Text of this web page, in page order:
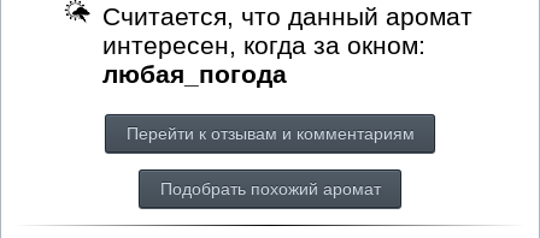
Считается, что данный аромат
интересен, когда за окном:
любая_погода
Перейти к отзывам и комментариям
Подобрать похожий аромат